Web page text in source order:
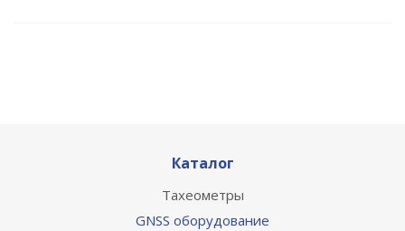
Каталог
Тахеометры
GNSS оборудование